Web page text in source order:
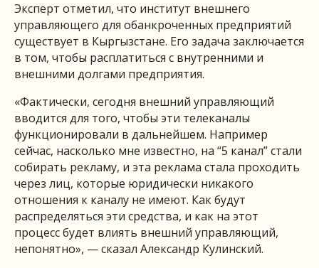
Эксперт отметил, что институт внешнего
управляющего для обанкроченных предприятий
существует в Кыргызстане. Его задача заключается
в том, чтобы расплатиться с внутренними и
внешними долгами предприятия.
«Фактически, сегодня внешний управляющий
вводится для того, чтобы эти телеканалы
функционировали в дальнейшем. Например
сейчас, насколько мне известно, на “5 канал” стали
собирать рекламу, и эта реклама стала проходить
через лиц, которые юридически никакого
отношения к каналу не имеют. Как будут
распределяться эти средства, и как на этот
процесс будет влиять внешний управляющий,
непонятно», — сказал Александр Кулинский.